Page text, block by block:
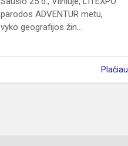
parodos ADVENTUR metu,
vyko geografijos žin...
Plačiau